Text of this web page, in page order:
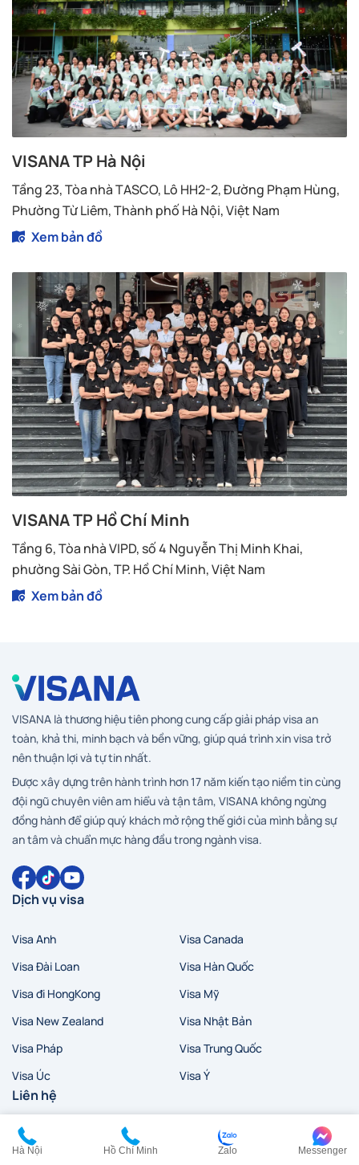
VISANA TP Hà Nội
Tầng 23, Tòa nhà TASCO, Lô HH2-2, Đường Phạm Hùng,
Phường Từ Liêm, Thành phố Hà Nội, Việt Nam
Xem bản đồ
VISANA TP Hồ Chí Minh
Tầng 6, Tòa nhà VIPD, số 4 Nguyễn Thị Minh Khai,
phường Sài Gòn, TP. Hồ Chí Minh, Việt Nam
Xem bản đồ
VISANA là thương hiệu tiên phong cung cấp giải pháp visa an
toàn, khả thi, minh bạch và bền vững, giúp quá trình xin visa trở
nên thuận lợi và tự tin nhất.
Được xây dựng trên hành trình hơn 17 năm kiến tạo niềm tin cùng
đội ngũ chuyên viên am hiểu và tận tâm, VISANA không ngừng
đồng hành để giúp quý khách mở rộng thế giới của mình bằng sự
an tâm và chuẩn mực hàng đầu trong ngành visa.
Dịch vụ visa
Visa Anh
Visa Canada
Visa Đài Loan
Visa Hàn Quốc
Visa đi HongKong
Visa Mỹ
Visa New Zealand
Visa Nhật Bản
Visa Pháp
Visa Trung Quốc
Visa Úc
Visa Ý
Liên hệ
0902 200 454
HN:
0968 354 027
Hà Nội Hồ Chí Minh Zalo Messenger